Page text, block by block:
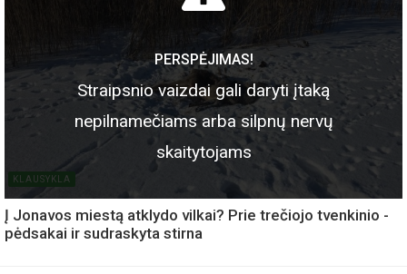
KLAUSYKLA
PERSPĖJIMAS!
Straipsnio vaizdai gali daryti įtaką
nepilnamečiams arba silpnų nervų
skaitytojams
Į Jonavos miestą atklydo vilkai? Prie trečiojo tvenkinio -
pėdsakai ir sudraskyta stirna